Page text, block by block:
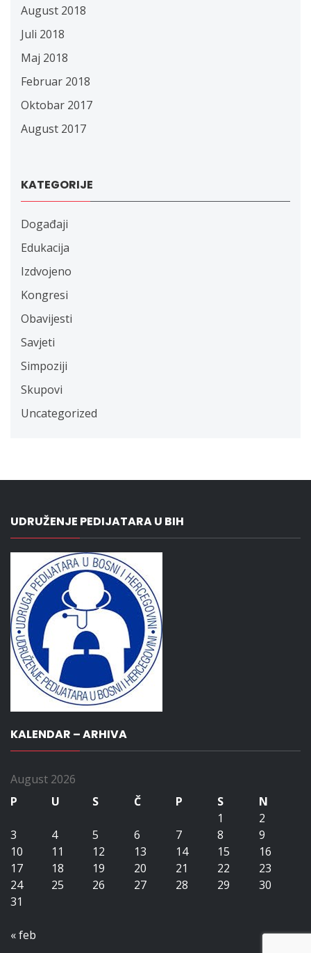
August 2018
Juli 2018
Maj 2018
Februar 2018
Oktobar 2017
August 2017
KATEGORIJE
Događaji
Edukacija
Izdvojeno
Kongresi
Obavijesti
Savjeti
Simpoziji
Skupovi
Uncategorized
UDRUŽENJE PEDIJATARA U BIH
KALENDAR – ARHIVA
August 2026
P
U S Č P S
N
1
2
3
4 5 6 7 8
9
10
11 12 13 14 15
16
17
18 19 20 21 22
23
24
25 26 27 28 29
30
31
« feb